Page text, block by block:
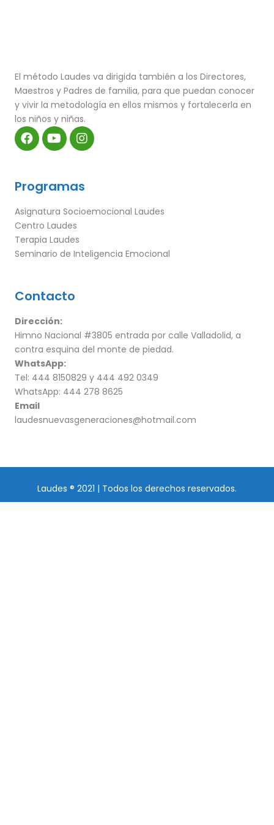
El método Laudes va dirigida también a los Directores,
Maestros y Padres de familia, para que puedan conocer
y vivir la metodología en ellos mismos y fortalecerla en
los niños y niñas.
Programas
Asignatura Socioemocional Laudes
Centro Laudes
Terapia Laudes
Seminario de Inteligencia Emocional
Contacto
Dirección:
Himno Nacional #3805 entrada por calle Valladolid, a
contra esquina del monte de piedad.
WhatsApp:
Tel: 444 8150829 y 444 492 0349
WhatsApp: 444 278 8625
Email
laudesnuevasgeneraciones@hotmail.com
Laudes ® 2021 | Todos los derechos reservados.